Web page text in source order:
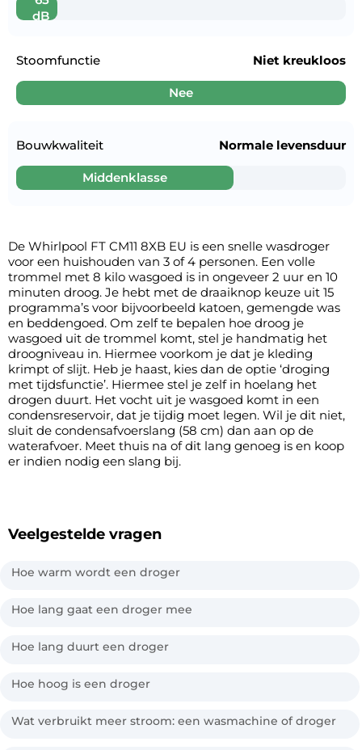
dB
Stoomfunctie
Nee
Niet kreukloos
Bouwkwaliteit
Middenklasse
Normale levensduur
De Whirlpool FT CM11 8XB EU is een snelle wasdroger
voor een huishouden van 3 of 4 personen. Een volle
trommel met 8 kilo wasgoed is in ongeveer 2 uur en 10
minuten droog. Je hebt met de draaiknop keuze uit 15
programma’s voor bijvoorbeeld katoen, gemengde was
en beddengoed. Om zelf te bepalen hoe droog je
wasgoed uit de trommel komt, stel je handmatig het
droogniveau in. Hiermee voorkom je dat je kleding
krimpt of slijt. Heb je haast, kies dan de optie ‘droging
met tijdsfunctie’. Hiermee stel je zelf in hoelang het
drogen duurt. Het vocht uit je wasgoed komt in een
condensreservoir, dat je tijdig moet legen. Wil je dit niet,
sluit de condensafvoerslang (58 cm) dan aan op de
waterafvoer. Meet thuis na of dit lang genoeg is en koop
er indien nodig een slang bij.
Veelgestelde vragen
Hoe warm wordt een droger
Hoe lang gaat een droger mee
Hoe lang duurt een droger
Hoe hoog is een droger
Wat verbruikt meer stroom: een wasmachine of droger